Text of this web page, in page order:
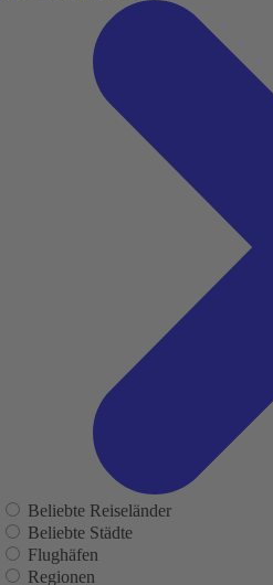
Beliebte Reiseländer
Beliebte Städte
Flughäfen
Regionen